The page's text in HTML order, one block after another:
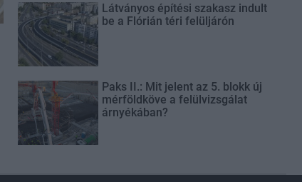
Látványos építési szakasz indult
be a Flórián téri felüljárón
Paks II.: Mit jelent az 5. blokk új
mérföldköve a felülvizsgálat
árnyékában?